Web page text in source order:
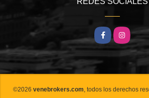
FacebookInstagram
©2026 venebrokers.com, todos los derechos